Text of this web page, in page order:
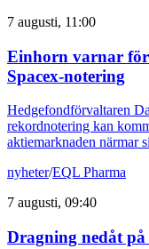
7 augusti, 11:00
Einhorn varnar
Spacex-notering
Hedgefondförvaltaren
rekordnotering kan
aktiemarknaden närmar
nyheter/EQL Pharma
7 augusti, 09:40
Dragning nedåt på